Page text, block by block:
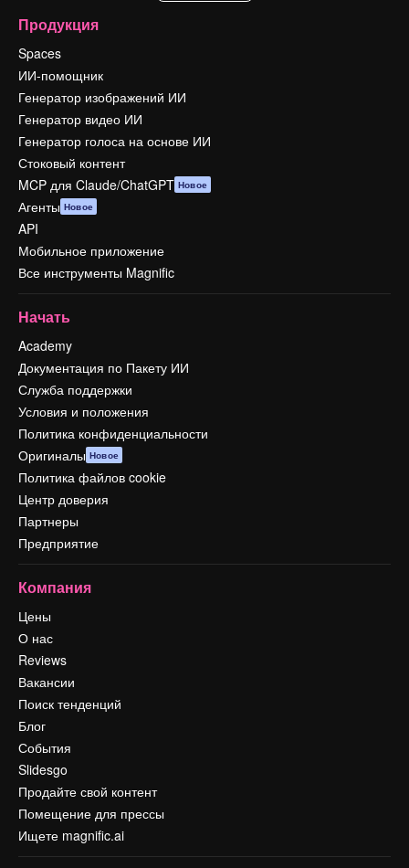
Продукция
Spaces
ИИ-помощник
Генератор изображений ИИ
Генератор видео ИИ
Генератор голоса на основе ИИ
Стоковый контент
MCP для Claude/ChatGPT Новое
Агенты Новое
API
Мобильное приложение
Все инструменты Magnific
Начать
Academy
Документация по Пакету ИИ
Служба поддержки
Условия и положения
Политика конфиденциальности
Оригиналы Новое
Политика файлов cookie
Центр доверия
Партнеры
Предприятие
Компания
Цены
О нас
Reviews
Вакансии
Поиск тенденций
Блог
События
Slidesgo
Продайте свой контент
Помещение для прессы
Ищете magnific.ai